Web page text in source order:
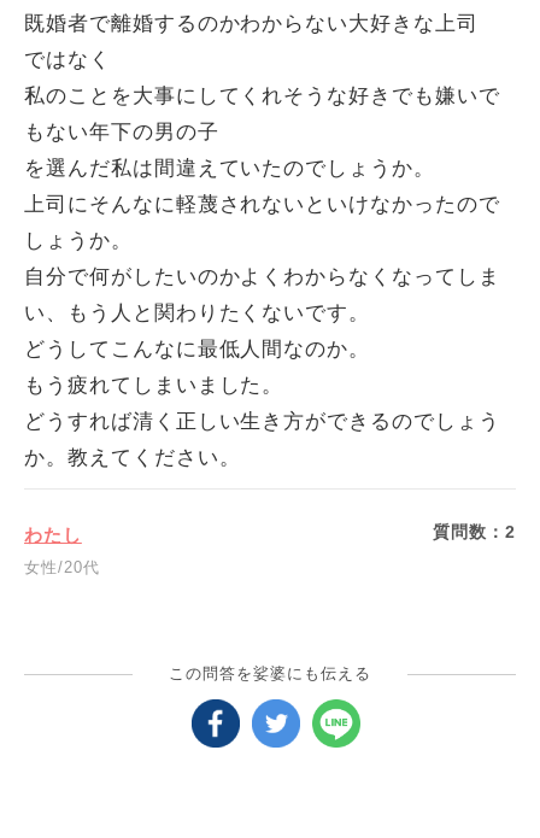
既婚者で離婚するのかわからない大好きな上司
ではなく
私のことを大事にしてくれそうな好きでも嫌いで
もない年下の男の子
を選んだ私は間違えていたのでしょうか。
上司にそんなに軽蔑されないといけなかったので
しょうか。
自分で何がしたいのかよくわからなくなってしま
い、もう人と関わりたくないです。
どうしてこんなに最低人間なのか。
もう疲れてしまいました。
どうすれば清く正しい生き方ができるのでしょう
か。教えてください。
わたし
女性/20代
質問数：2
この問答を娑婆にも伝える